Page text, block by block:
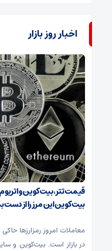
اخبار روز بازار
بیت‌کوین این مرز را از
معاملات امروز رمزارز‌ها
در بازار است. بیت‌کوین و